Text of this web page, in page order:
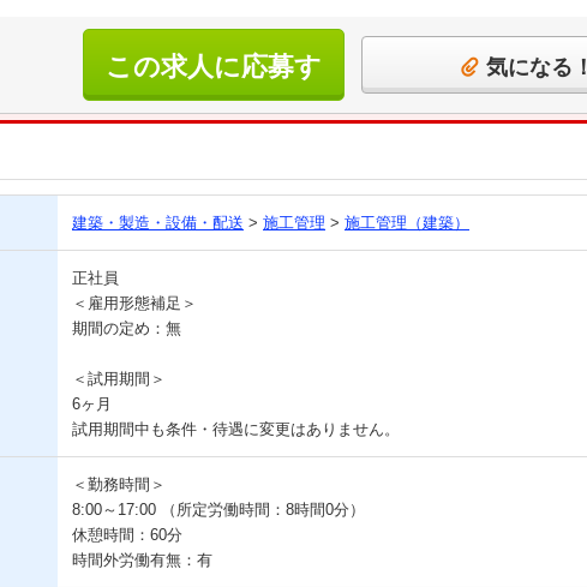
この求人に応募す
る
気になる！
建築・製造・設備・配送 > 施工管理 > 施工管理（建築）
正社員
＜雇用形態補足＞
期間の定め：無
＜試用期間＞
6ヶ月
試用期間中も条件・待遇に変更はありません。
＜勤務時間＞
8:00～17:00 （所定労働時間：8時間0分）
休憩時間：60分
時間外労働有無：有